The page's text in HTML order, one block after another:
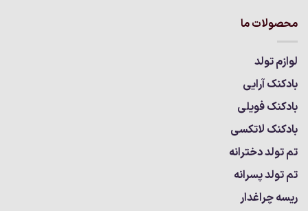
محصولات ما
لوازم تولد
بادکنک آرایی
بادکنک فویلی
بادکنک لاتکسی
تم تولد دخترانه
تم تولد پسرانه
ریسه چراغدار